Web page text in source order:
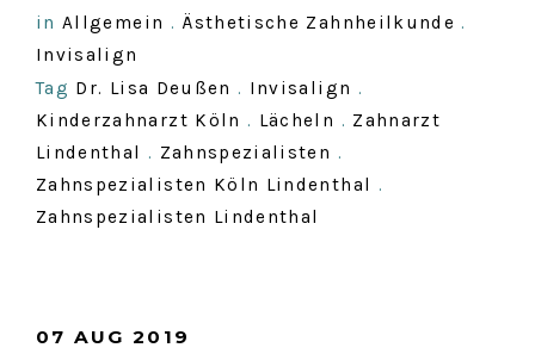
in Allgemein . Ästhetische Zahnheilkunde .
Invisalign
Tag Dr. Lisa Deußen . Invisalign .
Kinderzahnarzt Köln . Lächeln . Zahnarzt
Lindenthal . Zahnspezialisten .
Zahnspezialisten Köln Lindenthal .
Zahnspezialisten Lindenthal
07 AUG 2019